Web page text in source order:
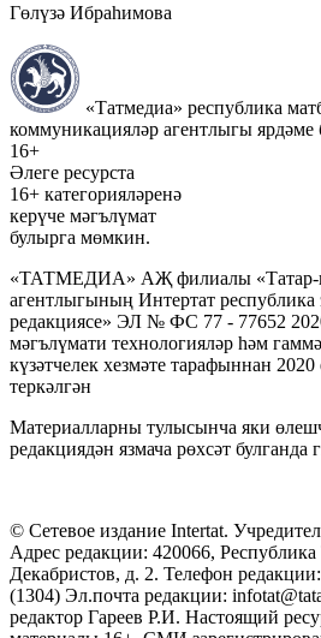
Гөлүзә Ибраһимова
«Татмедиа» республика
коммуникацияләр агентлыгы ярдәме
16+
Әлеге ресурста
16+ категорияләренә
керүче мәгълүмат
булырга мөмкин.
«ТАТМЕДИА» АҖ филиалы «Татар-
агентлыгының Интертат республика
редакциясе» ЭЛ № ФС 77 - 77652
мәгълүмати технологияләр һәм
күзәтчелек хезмәте тарафыннан
теркәлгән
Материалларны тулысынча яки
редакциядән язмача рөхсәт
© Сетевое издание Intertat.
Адрес редакции: 420066, Республика
Декабристов, д. 2. Телефон
(1304) Эл.почта редакции:
редактор Гареев Р.И. Настоящий